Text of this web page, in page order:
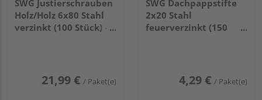
SWG Justierschrauben
Holz/Holz 6x80 Stahl
verzinkt (100 Stück) -
21,99 € / Paket(e)
SWG Dachpappstifte
2x20 Stahl
feuerverzinkt (150
4,29 € / Paket(e)